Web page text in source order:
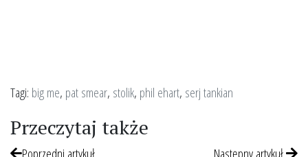
Tagi: big me, pat smear, stolik, phil ehart, serj tankian
Przeczytaj także